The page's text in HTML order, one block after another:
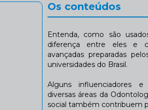
Os conteúdos
Entenda, como são
diferença entre eles e
avançadas preparadas
universidades do Brasil.
Alguns influenciadores
diversas áreas da
social também contribuem